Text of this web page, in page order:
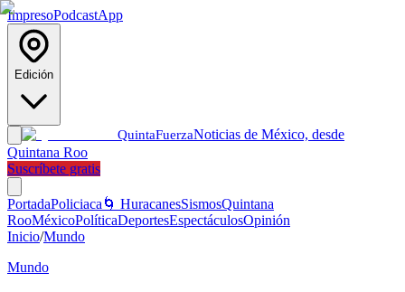
ImpresoPodcastApp
Edición
QuintaFuerzaNoticias de México, desde
Quintana Roo
Suscríbete gratis
PortadaPoliciaca 🌀 HuracanesSismosQuintana
RooMéxicoPolíticaDeportesEspectáculosOpinión
Inicio/Mundo
Mundo